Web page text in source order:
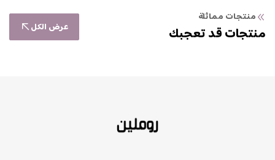
منتجات مماثلة
منتجات قد تعجبك عرض الكل